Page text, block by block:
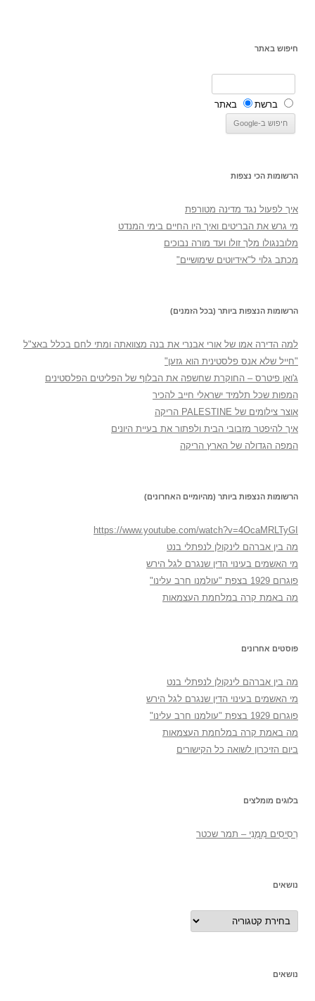
חיפוש באתר
ברשת באתר
הרשומות הכי נצפות
איך לפעול נגד מדינה מטורפת
מי גרש את הבריטים ואיך היו החיים בימי המנדט
מלובנגולו מלך זולו ועד מורה נבוכים
מכתב גלוי ל"אידיוטים שימושיים"
הרשומות הנצפות ביותר (בכל הזמנים)
למה הדירה אמו של אורי אבנרי את בנה מצוואתה ומתי לחם בכלל באצ"ל
"חייל שלא אנס פלסטינית הוא גזען"
ג'ואן פיטרס – החוקרת שחשפה את הבלוף של הפליטים הפלסטינים
המפות שכל תלמיד ישראלי חייב להכיר
אוצר צילומים של PALESTINE הריקה
איך להיפטר מזבובי הבית ולפתור את בעיית היונים
המפה הגדולה של הארץ הריקה
הרשומות הנצפות ביותר (מהיומיים האחרונים)
https://www.youtube.com/watch?v=4OcaMRLTyGI
מה בין אברהם לינקולן לנפתלי בנט
מי האשמים בעינוי הדין שנגרם לגל הירש
פוגרום 1929 בצפת "עולמנו חרב עלינו"
מה באמת קרה במלחמת העצמאות
פוסטים אחרונים
מה בין אברהם לינקולן לנפתלי בנט
מי האשמים בעינוי הדין שנגרם לגל הירש
פוגרום 1929 בצפת "עולמנו חרב עלינו"
מה באמת קרה במלחמת העצמאות
ביום הזיכרון לשואה כל הקישורים
בלוגים מומלצים
רְסִיסִים מִמֶנִי – תמר שכטר
נושאים
נושאים
נושאים